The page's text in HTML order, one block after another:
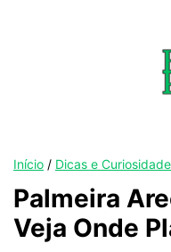
Início / Dicas e
Palmeira
Veja Onde